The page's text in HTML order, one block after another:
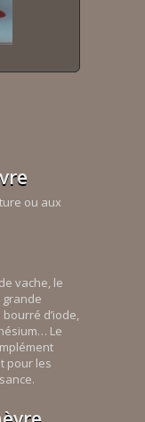
ou aux
vache, le
grande
d’iode,
Le
pour les